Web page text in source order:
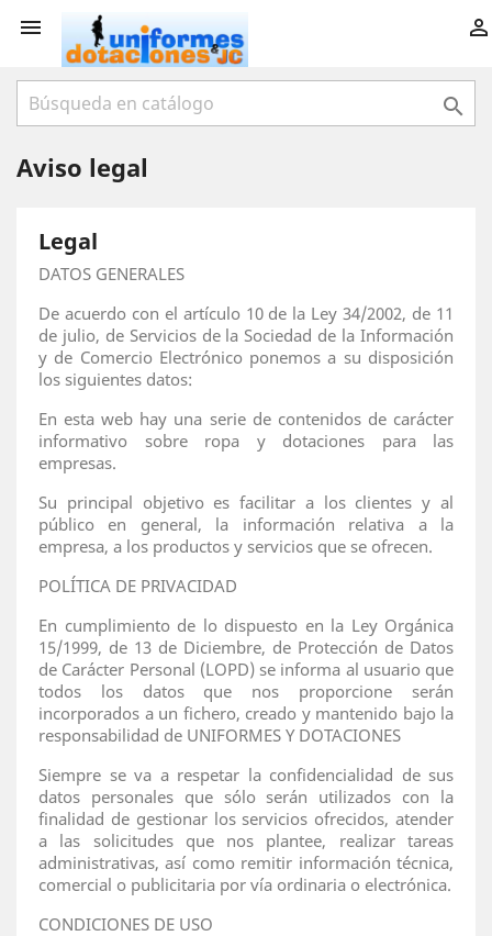
 

Aviso legal
Legal
DATOS GENERALES
De acuerdo con el artículo 10 de la Ley 34/2002, de 11
de julio, de Servicios de la Sociedad de la Información
y de Comercio Electrónico ponemos a su disposición
los siguientes datos:
En esta web hay una serie de contenidos de carácter
informativo sobre ropa y dotaciones para las
empresas.
Su principal objetivo es facilitar a los clientes y al
público en general, la información relativa a la
empresa, a los productos y servicios que se ofrecen.
POLÍTICA DE PRIVACIDAD
En cumplimiento de lo dispuesto en la Ley Orgánica
15/1999, de 13 de Diciembre, de Protección de Datos
de Carácter Personal (LOPD) se informa al usuario que
todos los datos que nos proporcione serán
incorporados a un fichero, creado y mantenido bajo la
responsabilidad de UNIFORMES Y DOTACIONES
Siempre se va a respetar la confidencialidad de sus
datos personales que sólo serán utilizados con la
finalidad de gestionar los servicios ofrecidos, atender
a las solicitudes que nos plantee, realizar tareas
administrativas, así como remitir información técnica,
comercial o publicitaria por vía ordinaria o electrónica.
CONDICIONES DE USO